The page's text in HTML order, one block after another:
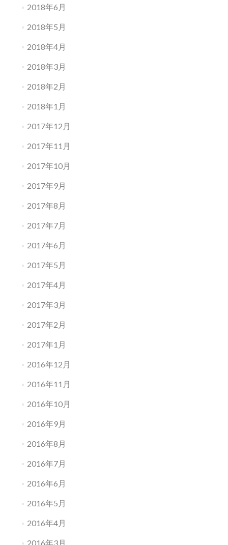
2018年6月
2018年5月
2018年4月
2018年3月
2018年2月
2018年1月
2017年12月
2017年11月
2017年10月
2017年9月
2017年8月
2017年7月
2017年6月
2017年5月
2017年4月
2017年3月
2017年2月
2017年1月
2016年12月
2016年11月
2016年10月
2016年9月
2016年8月
2016年7月
2016年6月
2016年5月
2016年4月
2016年3月